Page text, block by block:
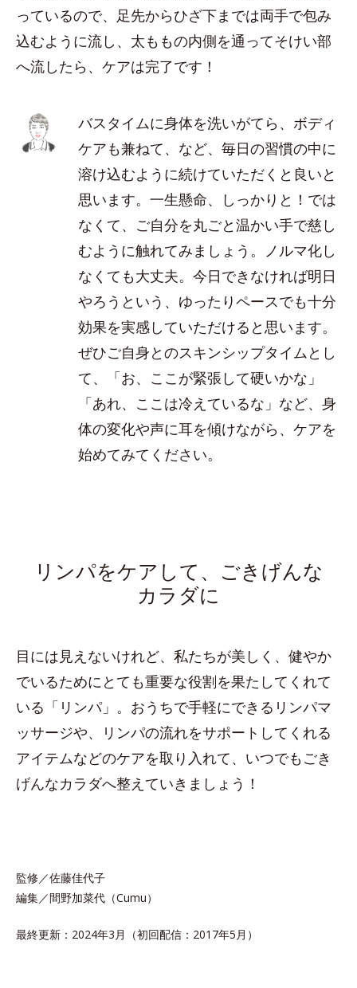
っているので、足先からひざ下までは両手で包み
込むように流し、太ももの内側を通ってそけい部
へ流したら、ケアは完了です！
バスタイムに身体を洗いがてら、ボディ
ケアも兼ねて、など、毎日の習慣の中に
溶け込むように続けていただくと良いと
思います。一生懸命、しっかりと！では
なくて、ご自分を丸ごと温かい手で慈し
むように触れてみましょう。ノルマ化し
なくても大丈夫。今日できなければ明日
やろうという、ゆったりペースでも十分
効果を実感していただけると思います。
ぜひご自身とのスキンシップタイムとし
て、「お、ここが緊張して硬いかな」
「あれ、ここは冷えているな」など、身
体の変化や声に耳を傾けながら、ケアを
始めてみてください。
リンパをケアして、ごきげんな
カラダに
目には見えないけれど、私たちが美しく、健やか
でいるためにとても重要な役割を果たしてくれて
いる「リンパ」。おうちで手軽にできるリンパマ
ッサージや、リンパの流れをサポートしてくれる
アイテムなどのケアを取り入れて、いつでもごき
げんなカラダへ整えていきましょう！
監修／佐藤佳代子
編集／間野加菜代（Cumu）
最終更新：2024年3月（初回配信：2017年5月）